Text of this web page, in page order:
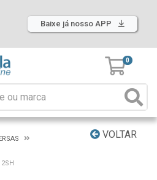
Baixe já nosso APP
0
VOLTAR